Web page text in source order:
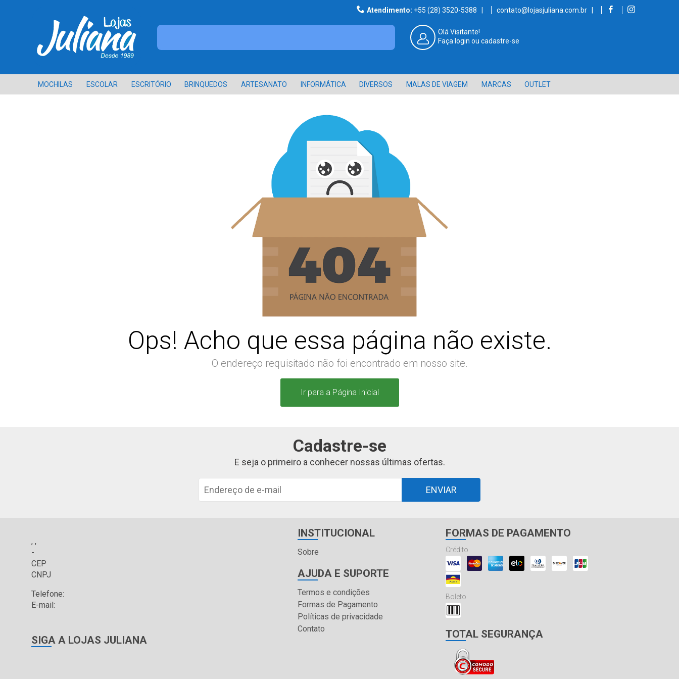
Atendimento: +55 (28) 3520-5388 | contato@lojasjuliana.com.br |
Olá Visitante!
Faça login ou cadastre-se
MOCHILAS ESCOLAR ESCRITÓRIO BRINQUEDOS ARTESANATO INFORMÁTICA DIVERSOS MALAS DE VIAGEM MARCAS OUTLET
Ops! Acho que essa página não existe.
O endereço requisitado não foi encontrado em nosso site.
Ir para a Página Inicial
Cadastre-se
E seja o primeiro a conhecer nossas últimas ofertas.
ENVIAR
, ,
-
CEP
CNPJ
Telefone:
E-mail:
SIGA A LOJAS JULIANA
INSTITUCIONAL
Sobre
AJUDA E SUPORTE
Termos e condições
Formas de Pagamento
Políticas de privacidade
Contato
FORMAS DE PAGAMENTO
Crédito
Boleto
TOTAL SEGURANÇA